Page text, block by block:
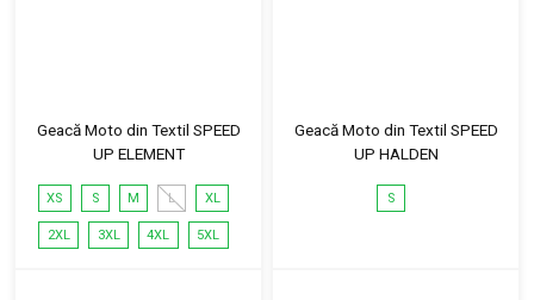
Geacă Moto din Textil SPEED
UP ELEMENT
XS S M L XL
2XL 3XL 4XL 5XL
Geacă Moto din Textil SPEED
UP HALDEN
S